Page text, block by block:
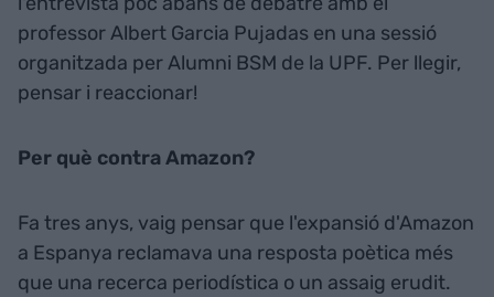
professor Albert Garcia Pujadas en una sessió
organitzada per Alumni BSM de la UPF. Per llegir,
pensar i reaccionar!
Per què contra Amazon?
Fa tres anys, vaig pensar que l'expansió d'Amazon
a Espanya reclamava una resposta poètica més
que una recerca periodística o un assaig erudit.